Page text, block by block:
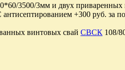
3500/3мм и двух
+300 руб. за
винтовых свай СВСК 108/